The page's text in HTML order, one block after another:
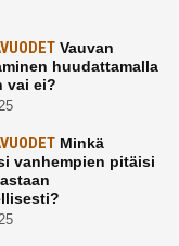
Vauvan
huudattamalla
vai ei?
Minkä
vanhempien pitäisi